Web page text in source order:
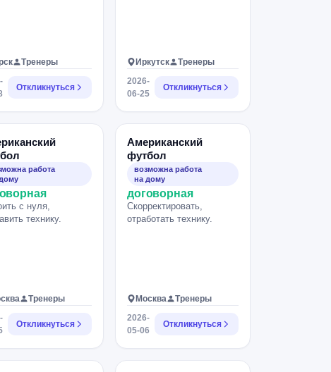
Тренеры
Откликнуться
Иркутск
Тренеры
2026-
06-25
Откликнуться
работа
с нуля,
технику.
Тренеры
Откликнуться
Американский
футбол
возможна работа
на дому
договорная
Скорректировать,
отработать технику.
Москва
Тренеры
2026-
05-06
Откликнуться